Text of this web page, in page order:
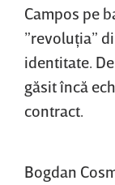
Campos pe
”revoluţia”
identitate.
găsit încă
contract.
Bogdan